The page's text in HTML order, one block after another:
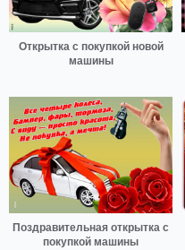
Открытка с покупкой новой
машины
Поздравительная открытка с
покупкой машины